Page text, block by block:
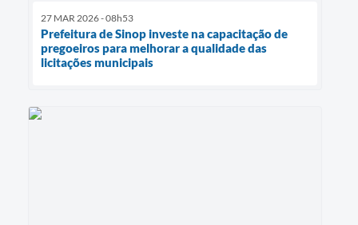
27 MAR 2026 - 08h53
Prefeitura de Sinop investe na capacitação de
pregoeiros para melhorar a qualidade das
licitações municipais